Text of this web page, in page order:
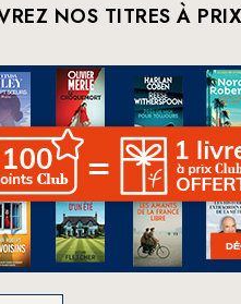
NOS TITRES À